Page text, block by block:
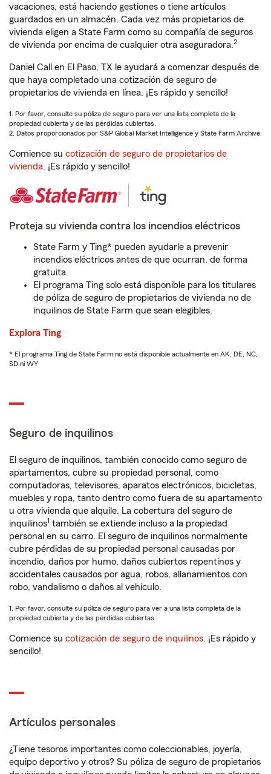
vacaciones, está haciendo gestiones o tiene artículos
guardados en un almacén. Cada vez más propietarios de
vivienda eligen a State Farm como su compañía de seguros
de vivienda por encima de cualquier otra aseguradora.2
Daniel Call en El Paso, TX le ayudará a comenzar después de
que haya completado una cotización de seguro de
propietarios de vivienda en línea. ¡Es rápido y sencillo!
1. Por favor, consulte su póliza de seguro para ver una lista completa de la
propiedad cubierta y de las pérdidas cubiertas.
2. Datos proporcionados por S&P Global Market Intelligence y State Farm Archive.
Comience su cotización de seguro de propietarios de
vivienda. ¡Es rápido y sencillo!
Proteja su vivienda contra los incendios eléctricos
State Farm y Ting* pueden ayudarle a prevenir
incendios eléctricos antes de que ocurran, de forma
gratuita.
El programa Ting solo está disponible para los titulares
de póliza de seguro de propietarios de vivienda no de
inquilinos de State Farm que sean elegibles.
Explora Ting
* El programa Ting de State Farm no está disponible actualmente en AK, DE, NC,
SD ni WY
Seguro de inquilinos
El seguro de inquilinos, también conocido como seguro de
apartamentos, cubre su propiedad personal, como
computadoras, televisores, aparatos electrónicos, bicicletas,
muebles y ropa, tanto dentro como fuera de su apartamento
u otra vivienda que alquile. La cobertura del seguro de
inquilinos1 también se extiende incluso a la propiedad
personal en su carro. El seguro de inquilinos normalmente
cubre pérdidas de su propiedad personal causadas por
incendio, daños por humo, daños cubiertos repentinos y
accidentales causados por agua, robos, allanamientos con
robo, vandalismo o daños al vehículo.
1. Por favor, consulte su póliza de seguro para ver a una lista completa de la
propiedad cubierta y de las pérdidas cubiertas.
Comience su cotización de seguro de inquilinos. ¡Es rápido y
sencillo!
Artículos personales
¿Tiene tesoros importantes como coleccionables, joyería,
equipo deportivo y otros? Su póliza de seguro de propietarios